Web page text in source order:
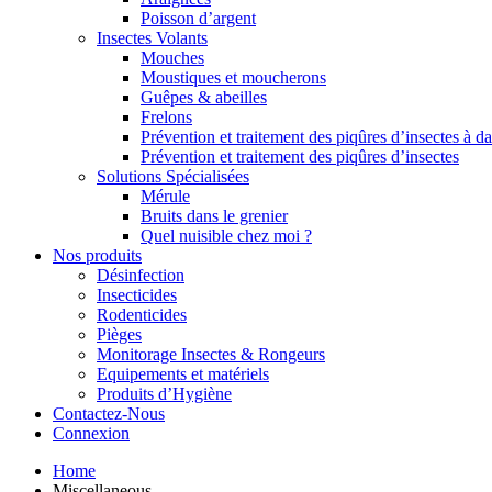
Poisson d’argent
Insectes Volants
Mouches
Moustiques et moucherons
Guêpes & abeilles
Frelons
Prévention et traitement des piqûres d’insectes à
Prévention et traitement des piqûres d’insectes
Solutions Spécialisées
Mérule
Bruits dans le grenier
Quel nuisible chez moi ?
Nos produits
Désinfection
Insecticides
Rodenticides
Pièges
Monitorage Insectes & Rongeurs
Equipements et matériels
Produits d’Hygiène
Contactez-Nous
Connexion
Home